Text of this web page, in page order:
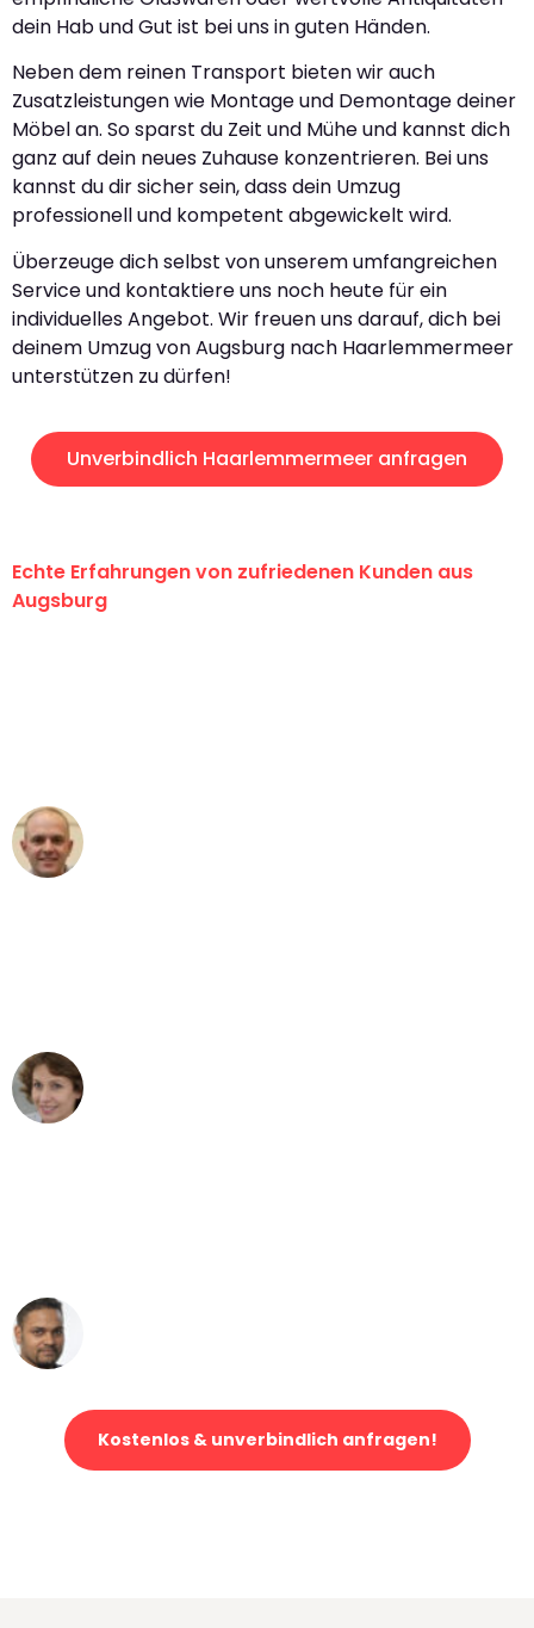
dein Hab und Gut ist bei uns in guten Händen.
Neben dem reinen Transport bieten wir auch
Zusatzleistungen wie Montage und Demontage deiner
Möbel an. So sparst du Zeit und Mühe und kannst dich
ganz auf dein neues Zuhause konzentrieren. Bei uns
kannst du dir sicher sein, dass dein Umzug
professionell und kompetent abgewickelt wird.
Überzeuge dich selbst von unserem umfangreichen
Service und kontaktiere uns noch heute für ein
individuelles Angebot. Wir freuen uns darauf, dich bei
deinem Umzug von Augsburg nach Haarlemmermeer
unterstützen zu dürfen!
Unverbindlich Haarlemmermeer anfragen
Echte Erfahrungen von zufriedenen Kunden aus
Augsburg
Kostenlos & unverbindlich anfragen!